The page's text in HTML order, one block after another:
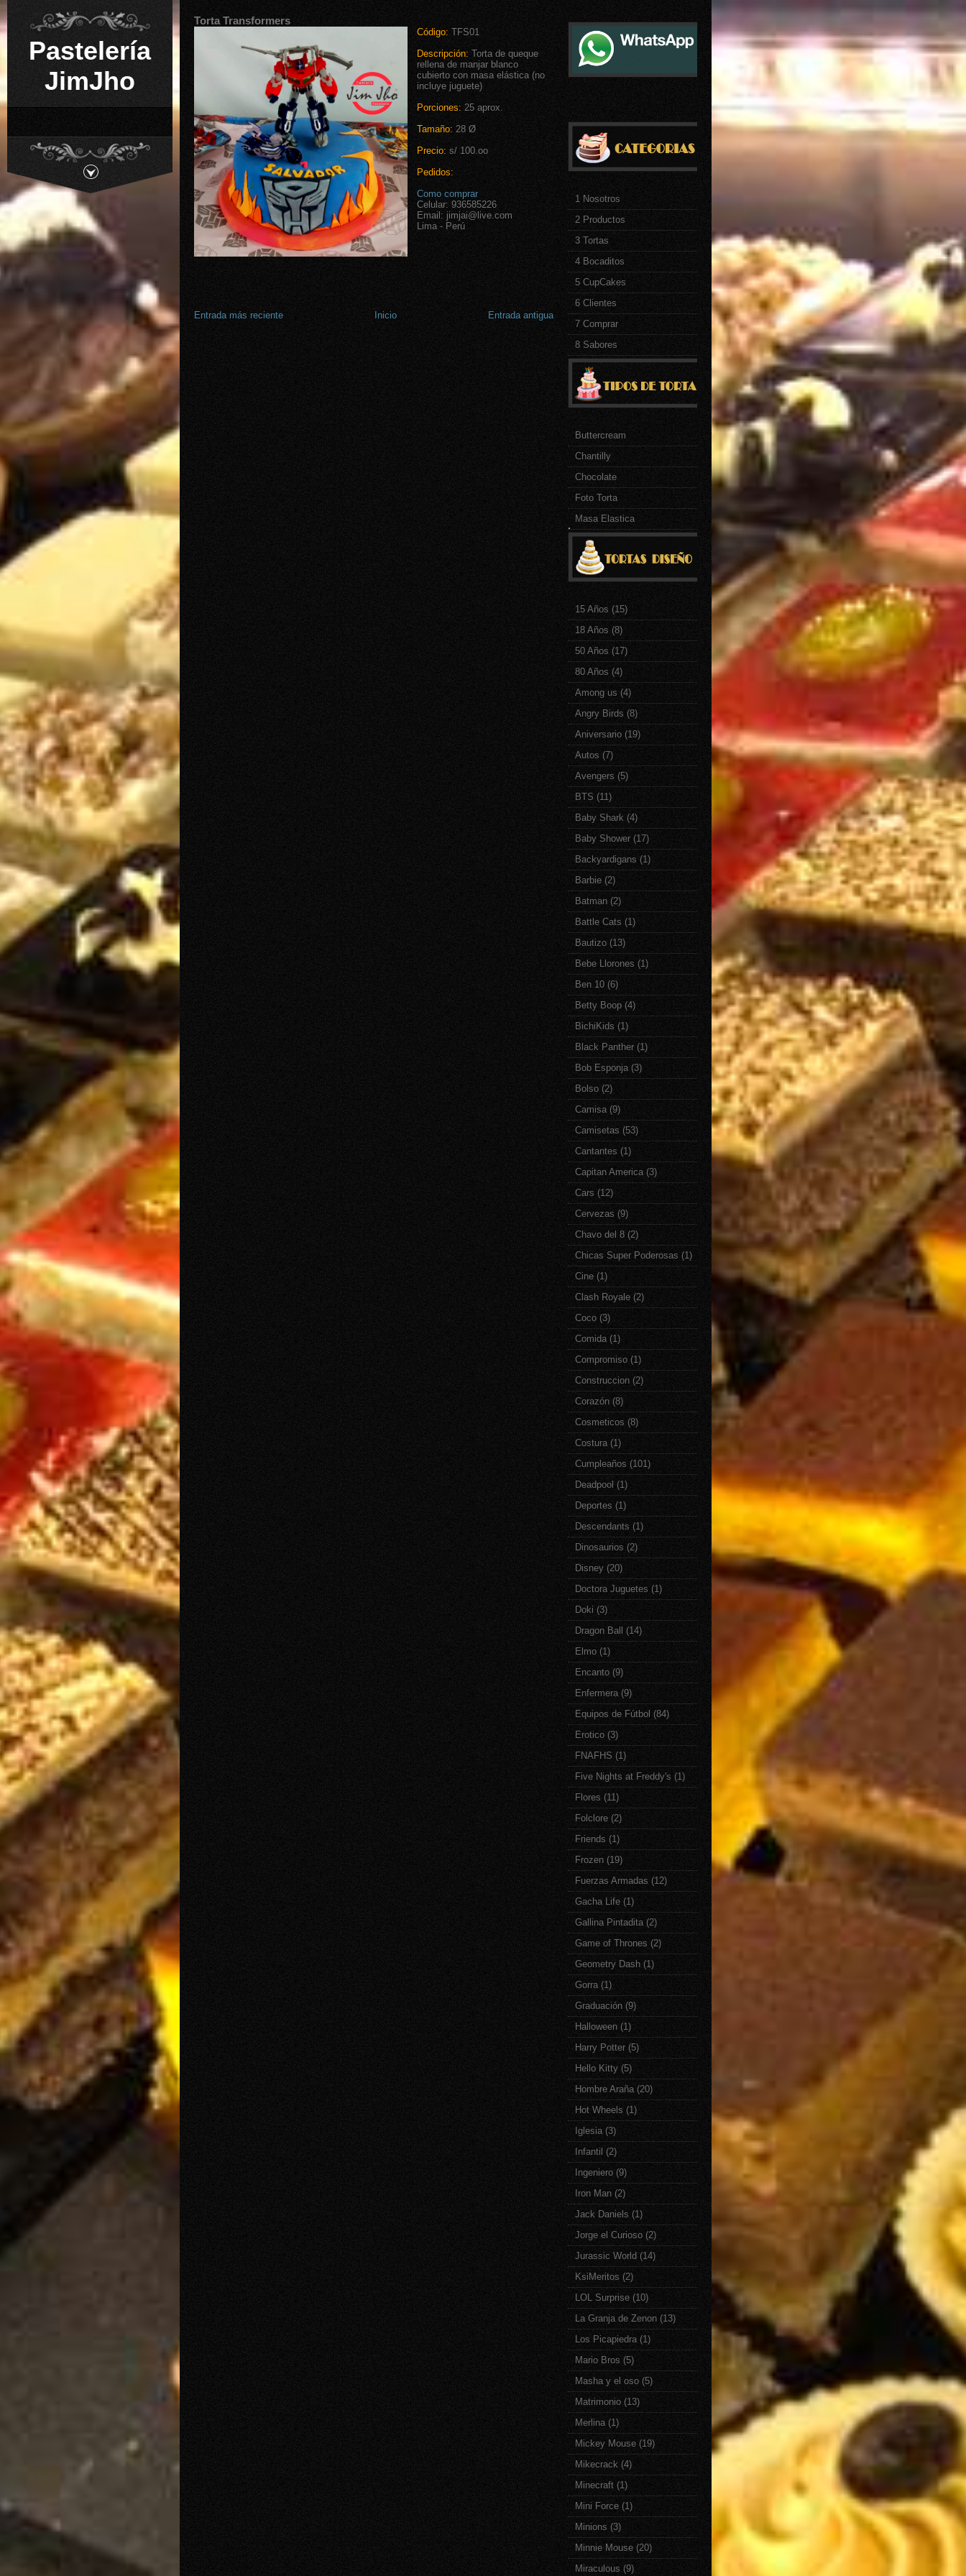
Pastelería
JimJho
Torta Transformers
Código: TFS01
Descripción: Torta de queque
rellena de manjar blanco
cubierto con masa elástica (no
incluye juguete)
Porciones: 25 aprox.
Tamaño: 28 Ø
Precio: s/ 100.oo
Pedidos:
Como comprar
Celular: 936585226
Email: jimjai@live.com
Lima - Perú
Entrada más reciente Entrada antigua
Inicio
1 Nosotros
2 Productos
3 Tortas
4 Bocaditos
5 CupCakes
6 Clientes
7 Comprar
8 Sabores
Buttercream
Chantilly
Chocolate
Foto Torta
Masa Elastica
.
15 Años (15)
18 Años (8)
50 Años (17)
80 Años (4)
Among us (4)
Angry Birds (8)
Aniversario (19)
Autos (7)
Avengers (5)
BTS (11)
Baby Shark (4)
Baby Shower (17)
Backyardigans (1)
Barbie (2)
Batman (2)
Battle Cats (1)
Bautizo (13)
Bebe Llorones (1)
Ben 10 (6)
Betty Boop (4)
BichiKids (1)
Black Panther (1)
Bob Esponja (3)
Bolso (2)
Camisa (9)
Camisetas (53)
Cantantes (1)
Capitan America (3)
Cars (12)
Cervezas (9)
Chavo del 8 (2)
Chicas Super Poderosas (1)
Cine (1)
Clash Royale (2)
Coco (3)
Comida (1)
Compromiso (1)
Construccion (2)
Corazón (8)
Cosmeticos (8)
Costura (1)
Cumpleaños (101)
Deadpool (1)
Deportes (1)
Descendants (1)
Dinosaurios (2)
Disney (20)
Doctora Juguetes (1)
Doki (3)
Dragon Ball
(14)
Elmo (1)
Encanto (9)
Enfermera (9)
Equipos de Fútbol (84)
Erotico (3)
FNAFHS (1)
Five Nights at Freddy's (1)
Flores (11)
Folclore (2)
Friends (1)
Frozen (19)
Fuerzas Armadas (12)
Gacha Life (1)
Gallina Pintadita (2)
Game of Thrones (2)
Geometry Dash (1)
Gorra (1)
Graduación (9)
Halloween (1)
Harry Potter (5)
Hello Kitty (5)
Hombre Araña (20)
Hot Wheels (1)
Iglesia (3)
Infantil (2)
Ingeniero (9)
Iron Man (2)
Jack Daniels (1)
Jorge el Curioso (2)
Jurassic World (14)
KsiMeritos (2)
LOL Surprise (10)
La Granja de Zenon (13)
Los Picapiedra (1)
Mario Bros (5)
Masha y el oso (5)
Matrimonio (13)
Merlina (1)
Mickey Mouse (19)
Mikecrack (4)
Minecraft (1)
Mini Force (1)
Minions (3)
Minnie Mouse (20)
Miraculous (9)